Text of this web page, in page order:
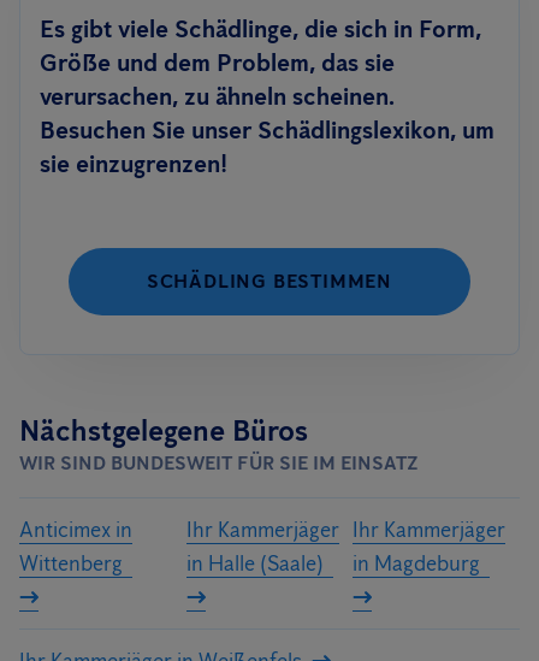
Es gibt viele Schädlinge, die sich in Form,
Größe und dem Problem, das sie
verursachen, zu ähneln scheinen.
Besuchen Sie unser Schädlingslexikon, um
sie einzugrenzen!
SCHÄDLING BESTIMMEN
Nächstgelegene Büros
WIR SIND BUNDESWEIT FÜR SIE IM EINSATZ
Anticimex in
Wittenberg
Ihr Kammerjäger
in Halle (Saale)
Ihr Kammerjäger
in Magdeburg